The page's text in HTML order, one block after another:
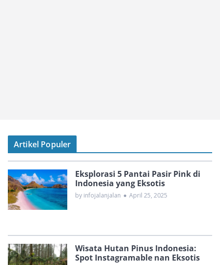
Artikel Populer
Eksplorasi 5 Pantai Pasir Pink di
Indonesia yang Eksotis
by infojalanjalan ● April 25, 2025
Wisata Hutan Pinus Indonesia:
Spot Instagramable nan Eksotis